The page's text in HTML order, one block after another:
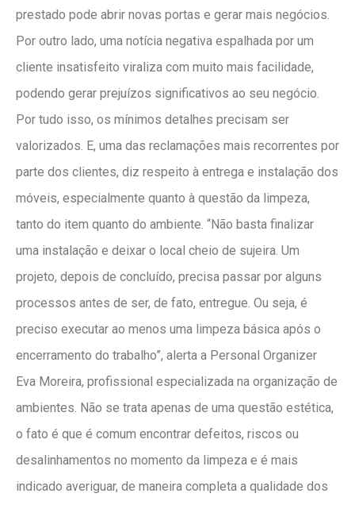
prestado pode abrir novas portas e gerar mais negócios.
Por outro lado, uma notícia negativa espalhada por um
cliente insatisfeito viraliza com muito mais facilidade,
podendo gerar prejuízos significativos ao seu negócio.
Por tudo isso, os mínimos detalhes precisam ser
valorizados. E, uma das reclamações mais recorrentes por
parte dos clientes, diz respeito à entrega e instalação dos
móveis, especialmente quanto à questão da limpeza,
tanto do item quanto do ambiente. “Não basta finalizar
uma instalação e deixar o local cheio de sujeira. Um
projeto, depois de concluído, precisa passar por alguns
processos antes de ser, de fato, entregue. Ou seja, é
preciso executar ao menos uma limpeza básica após o
encerramento do trabalho”, alerta a Personal Organizer
Eva Moreira, profissional especializada na organização de
ambientes. Não se trata apenas de uma questão estética,
o fato é que é comum encontrar defeitos, riscos ou
desalinhamentos no momento da limpeza e é mais
indicado averiguar, de maneira completa a qualidade dos